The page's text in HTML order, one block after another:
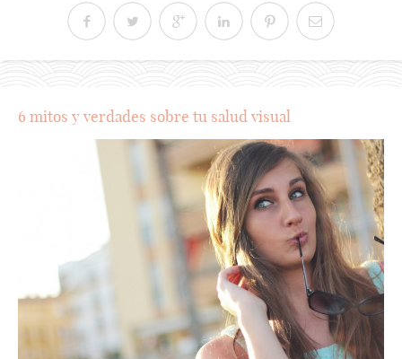
6 mitos y verdades sobre tu salud visual